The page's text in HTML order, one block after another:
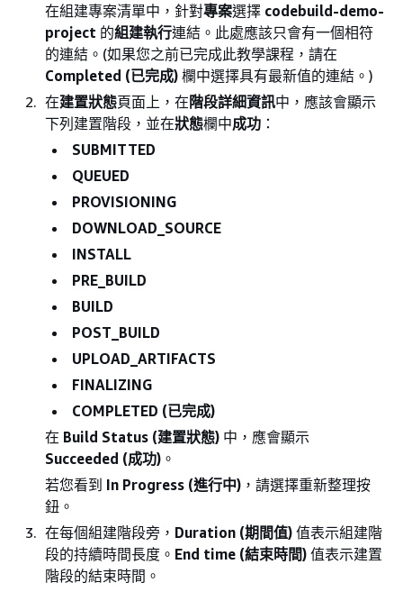
在組建專案清單中，針對專案選擇 codebuild-demo-
project 的組建執行連結。此處應該只會有一個相符
的連結。(如果您之前已完成此教學課程，請在
Completed (已完成) 欄中選擇具有最新值的連結。)
在建置狀態頁面上，在階段詳細資訊中，應該會顯示
下列建置階段，並在狀態欄中成功 ：
SUBMITTED
QUEUED
PROVISIONING
DOWNLOAD_SOURCE
INSTALL
PRE_BUILD
BUILD
POST_BUILD
UPLOAD_ARTIFACTS
FINALIZING
COMPLETED (已完成)
在 Build Status (建置狀態) 中，應會顯示
Succeeded (成功) 。
若您看到 In Progress (進行中) ，請選擇重新整理按
鈕。
在每個組建階段旁， Duration (期間值) 值表示組建階
段的持續時間長度。 End time (結束時間) 值表示建置
階段的結束時間。